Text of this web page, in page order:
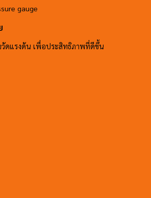
วัดแรงดัน เพื่อประสิทธิภาพที่ดีขึ้น